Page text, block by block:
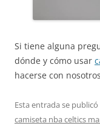
Si tiene alguna
dónde y cómo usar
hacerse con
Esta entrada se publicó
camiseta nba celtics